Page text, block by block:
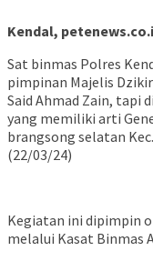
Kendal,
Sat binmas Polres
pimpinan Majelis
Said Ahmad Zain, tapi
yang memiliki arti
brangsong selatan
(22/03/24)
Kegiatan ini dipimpin
melalui Kasat Binmas